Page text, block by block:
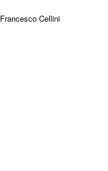
Francesco Cellini